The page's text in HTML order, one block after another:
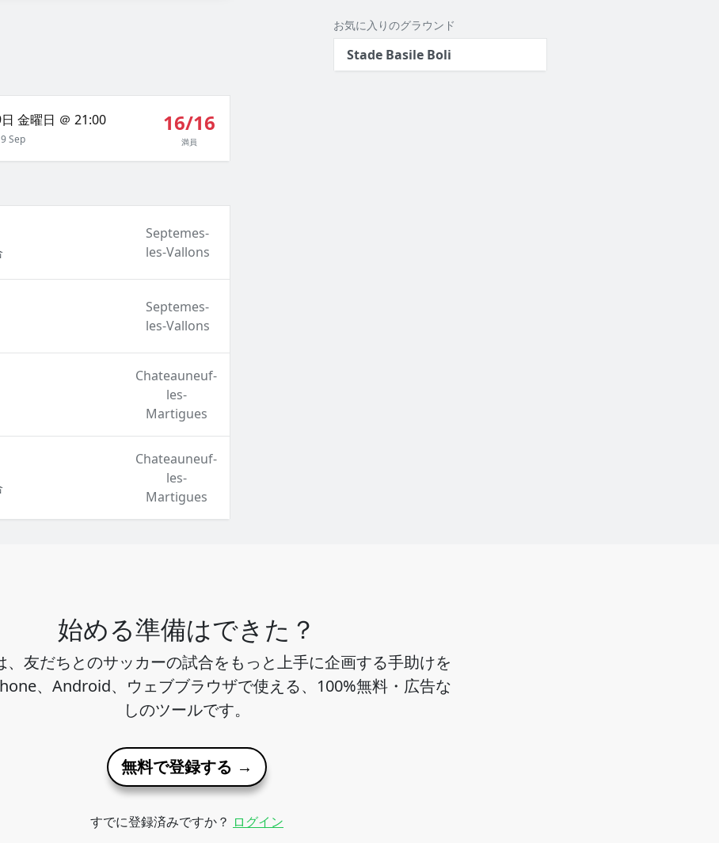
金曜日 ＠ 21:00
Sep
16/16
満員
Septemes-
les-Vallons
Septemes-
les-Vallons
Chateauneuf-
les-
Martigues
Chateauneuf-
les-
Martigues
お気に入りのグラウンド
Stade Basile Boli
始める準備はできた？
、友だちとのサッカーの試合をもっと上手に企画する手助けを
、Android、ウェブブラウザで使える、100%無料・広告な
しのツールです。
無料で登録する →
すでに登録済みですか？ ログイン